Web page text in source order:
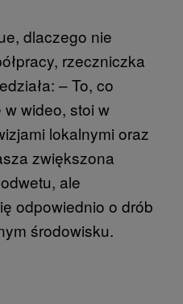
dlaczego nie
rzeczniczka
– To, co
wideo, stoi w
lokalnymi oraz
zwiększona
ale
odpowiednio o drób
środowisku.